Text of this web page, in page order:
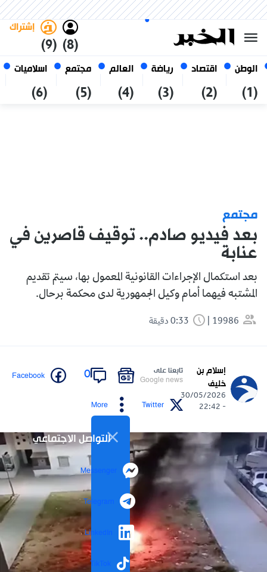
الوطن
(1)
اقتصاد
(2)
رياضة
(3)
العالم
(4)
مجتمع
(5)
اسلاميات
(6)
(8)
إشتراك
(9)
أغسطس 2026
الجزائر
مجتمع
بعد فيديو صادم.. توقيف قاصرين في
عنابة
بعد استكمال الإجراءات القانونية المعمول بها، سيتم تقديم
المشتبه فيهما أمام وكيل الجمهورية لدى محكمة برحال.
19986
إسلام بن
خليف
30/05/2026
- 22:42
تابعنا على
Google news
0
Facebook
Twitter
More
التواصل الاجتماعي
Messenger
Telegram
LinkedIn
TikTok